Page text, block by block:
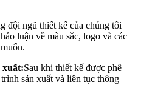
đội ngũ thiết kế của chúng tôi
luận về màu sắc, logo và các
xuất:Sau khi thiết kế được phê
sản xuất và liên tục thông